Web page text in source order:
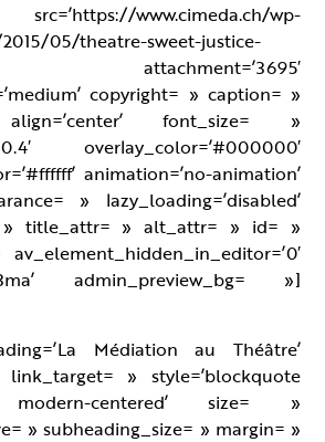
www.cimeda.ch/wp-
05/theatre-sweet-justice-
attachment=’3695′
copyright= » caption= »
font_size= »
overlay_color=’#000000′
animation=’no-animation’
» lazy_loading=’disabled’
title_attr= » alt_attr= » id= »
admin_preview_bg= »]
Médiation au Théâtre’
link_target= » style=’blockquote
modern-centered’ size= »
» subheading_size= » margin= »